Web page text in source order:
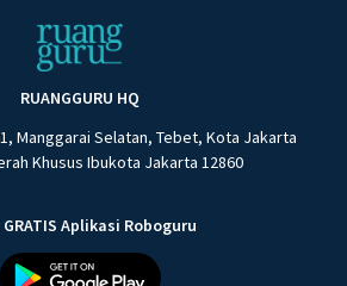
RUANGGURU HQ
Manggarai Selatan, Tebet, Kota Jakarta
Khusus Ibukota Jakarta 12860
GRATIS Aplikasi Roboguru